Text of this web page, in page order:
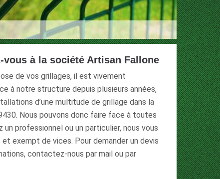
à la société Artisan Fallone
de vos grillages, il est vivement
à notre structure depuis plusieurs années,
d’une multitude de grillage dans la
Nous pouvons donc faire face à toutes
un professionnel ou un particulier, nous vous
exempt de vices. Pour demander un devis
contactez-nous par mail ou par